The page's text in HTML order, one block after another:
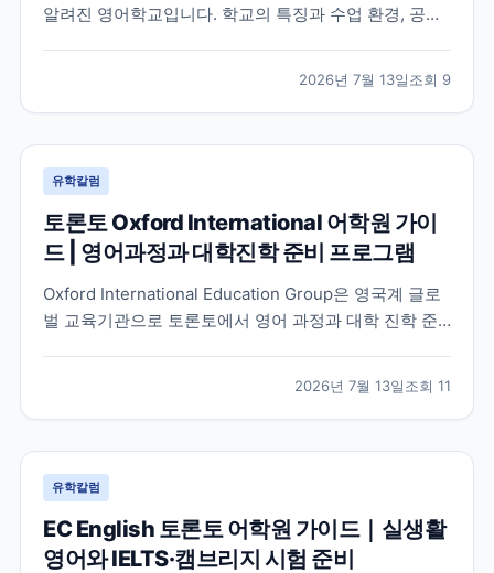
알려진 영어학교입니다. 학교의 특징과 수업 환경, 공식
2026년 7월 13일조회 9
유학칼럼
토론토 Oxford International 어학원 가이
드 | 영어과정과 대학진학 준비 프로그램
Oxford International Education Group은 영국계 글로
벌 교육기관으로 토론토에서 영어 과정과 대학 진학 준
2026년 7월 13일조회 11
유학칼럼
EC English 토론토 어학원 가이드｜실생활
영어와 IELTS·캠브리지 시험 준비